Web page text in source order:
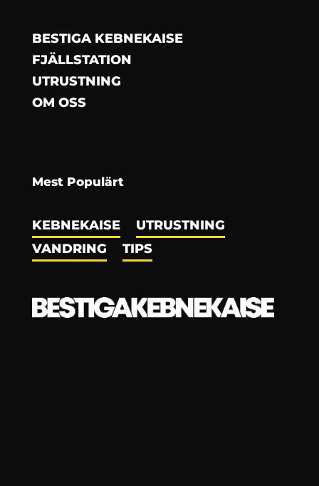
BESTIGA KEBNEKAISE
FJÄLLSTATION
UTRUSTNING
OM OSS
Mest Populärt
KEBNEKAISE
UTRUSTNING
VANDRING
TIPS